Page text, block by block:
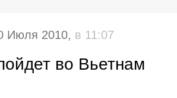
Июля 2010, в 11:07
во Вьетнам